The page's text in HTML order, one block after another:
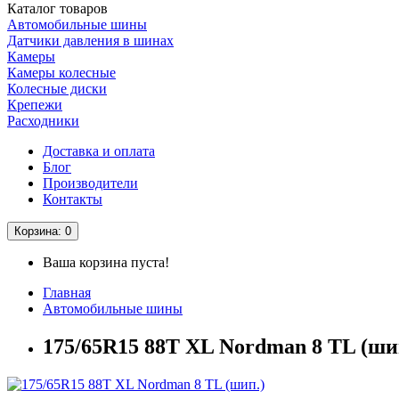
Каталог товаров
Автомобильные шины
Датчики давления в шинах
Камеры
Камеры колесные
Колесные диски
Крепежи
Расходники
Доставка и оплата
Блог
Производители
Контакты
Корзина: 0
Ваша корзина пуста!
Главная
Автомобильные шины
175/65R15 88T XL Nordman 8 TL